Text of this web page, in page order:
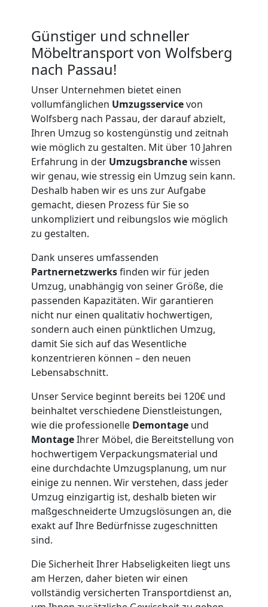
Günstiger und schneller
Möbeltransport von Wolfsberg
nach Passau!
Unser Unternehmen bietet einen
vollumfänglichen Umzugsservicevon
Wolfsberg nach Passau, der darauf abzielt,
Ihren Umzug so kostengünstig und zeitnah
wie möglich zu gestalten. Mit über 10 Jahren
Erfahrung in der Umzugsbranchewissen
wir genau, wie stressig ein Umzug sein kann.
Deshalb haben wir es uns zur Aufgabe
gemacht, diesen Prozess für Sie so
unkompliziert und reibungslos wie möglich
zu gestalten.
Dank unseres umfassenden
Partnernetzwerksfinden wir für jeden
Umzug, unabhängig von seiner Größe, die
passenden Kapazitäten. Wir garantieren
nicht nur einen qualitativ hochwertigen,
sondern auch einen pünktlichen Umzug,
damit Sie sich auf das Wesentliche
konzentrieren können – den neuen
Lebensabschnitt.
Unser Service beginnt bereits bei 120€ und
beinhaltet verschiedene Dienstleistungen,
wie die professionelle Demontage und
MontageIhrer Möbel, die Bereitstellung von
hochwertigem Verpackungsmaterial und
eine durchdachte Umzugsplanung, um nur
einige zu nennen. Wir verstehen, dass jeder
Umzug einzigartig ist, deshalb bieten wir
maßgeschneiderte Umzugslösungen an, die
exakt auf Ihre Bedürfnisse zugeschnitten
sind.
Die Sicherheit Ihrer Habseligkeiten liegt uns
am Herzen, daher bieten wir einen
vollständig versicherten Transportdienst an,
Umzugshelfer
Wolfsberg
Möbeltaxi
Wolfsberg
Kleintransport
Wolfsberg
Möbelmontage
Wolfsberg